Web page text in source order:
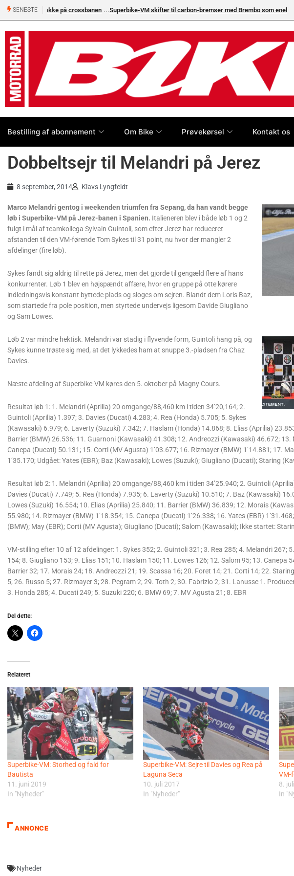
SENESTE Superbike-VM skifter til carbon-bremser med Brembo som eneleverandør
Bestilling af abonnement Om Bike Prøvekørsel Kontakt os
Dobbeltsejr til Melandri på Jerez
8 september, 2014 Klavs Lyngfeldt
Marco Melandri gentog i weekenden triumfen fra Sepang, da han vandt begge
løb i Superbike-VM på Jerez-banen i Spanien. Italieneren blev i både løb 1 og 2
fulgt i mål af teamkollega Sylvain Guintoli, som efter Jerez har reduceret
afstanden til den VM-førende Tom Sykes til 31 point, nu hvor der mangler 2
afdelinger (fire løb).
Sykes fandt sig aldrig til rette på Jerez, men det gjorde til gengæld flere af hans
konkurrenter. Løb 1 blev en højspændt affære, hvor en gruppe på otte kørere
indledningsvis konstant byttede plads og sloges om sejren. Blandt dem Loris Baz,
som startede fra pole position, men styrtede undervejs ligesom Davide Giugliano
og Sam Lowes.
Løb 2 var mindre hektisk. Melandri var stadig i flyvende form, Guintoli hang på, og
Sykes kunne trøste sig med, at det lykkedes ham at snuppe 3.-pladsen fra Chaz
Davies.
Næste afdeling af Superbike-VM køres den 5. oktober på Magny Cours.
Resultat løb 1: 1. Melandri (Aprilia) 20 omgange/88,460 km i tiden 34’20,164; 2.
Guintoli (Aprilia) 1.397; 3. Davies (Ducati) 4.283; 4. Rea (Honda) 5.705; 5. Sykes
(Kawasaki) 6.979; 6. Laverty (Suzuki) 7.342; 7. Haslam (Honda) 14.868; 8. Elias (Aprilia)
Barrier (BMW) 26.536; 11. Guarnoni (Kawasaki) 41.308; 12. Andreozzi (Kawasaki) 46.672;
Canepa (Ducati) 50.131; 15. Corti (MV Agusta) 1’03.677; 16. Rizmayer (BMW) 1’14.881; 17.
1’35.170; Udgået: Yates (EBR); Baz (Kawasaki); Lowes (Suzuki); Giugliano (Ducati); Staring
Resultat løb 2: 1. Melandri (Aprilia) 20 omgange/88,460 km i tiden 34’25.940; 2. Guintoli
Davies (Ducati) 7.749; 5. Rea (Honda) 7.935; 6. Laverty (Suzuki) 10.510; 7. Baz (Kawasaki)
Lowes (Suzuki) 16.554; 10. Elias (Aprilia) 25.840; 11. Barrier (BMW) 36.839; 12. Morais
55.980; 14. Rizmayer (BMW) 1’18.354; 15. Canepa (Ducati) 1’26.338; 16. Yates (EBR)
(BMW); May (EBR); Corti (MV Agusta); Giugliano (Ducati); Salom (Kawasaki); Ikke startet:
VM-stilling efter 10 af 12 afdelinger: 1. Sykes 352; 2. Guintoli 321; 3. Rea 285; 4. Melandri 267;
154; 8. Giugliano 153; 9. Elias 151; 10. Haslam 150; 11. Lowes 126; 12. Salom 95; 13. Canepa
Barrier 32; 17. Morais 24; 18. Andreozzi 21; 19. Scassa 16; 20. Foret 14; 21. Corti 14; 22.
5; 26. Russo 5; 27. Rizmayer 3; 28. Pegram 2; 29. Toth 2; 30. Fabrizio 2; 31. Lanusse 1.
3. Honda 285; 4. Ducati 249; 5. Suzuki 220; 6. BMW 69; 7. MV Agusta 21; 8. EBR
Del dette:
Relateret
Superbike-VM: Storhed og fald for
Bautista
11. juni 2019
In "Nyheder"
Superbike-VM: Sejre til Davies og Rea på
Laguna Seca
10. juli 2017
In "Nyheder"
VM-
8.
In
ANNONCE
Nyheder